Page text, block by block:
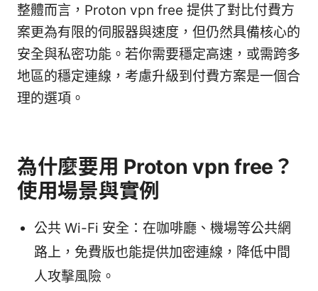
整體而言，Proton vpn free 提供了對比付費方
案更為有限的伺服器與速度，但仍然具備核心的
安全與私密功能。若你需要穩定高速，或需跨多
地區的穩定連線，考慮升級到付費方案是一個合
理的選項。
為什麼要用 Proton vpn free？
使用場景與實例
公共 Wi-Fi 安全：在咖啡廳、機場等公共網
路上，免費版也能提供加密連線，降低中間
人攻擊風險。